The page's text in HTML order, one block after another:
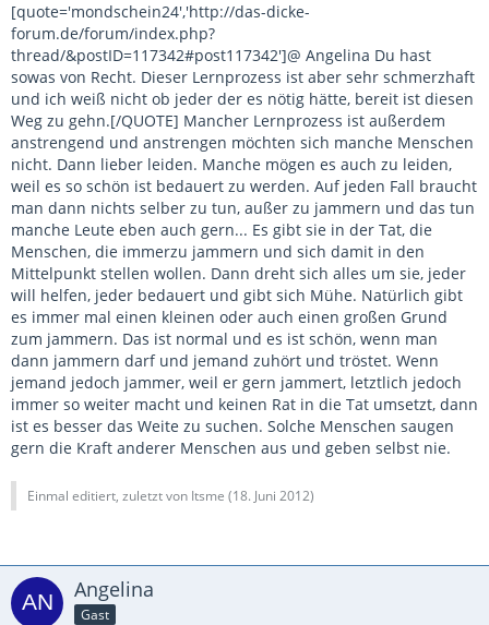
[quote='mondschein24','http://das-dicke-
forum.de/forum/index.php?
thread/&postID=117342#post117342']@ Angelina Du hast
sowas von Recht. Dieser Lernprozess ist aber sehr schmerzhaft
und ich weiß nicht ob jeder der es nötig hätte, bereit ist diesen
Weg zu gehn.[/QUOTE] Mancher Lernprozess ist außerdem
anstrengend und anstrengen möchten sich manche Menschen
nicht. Dann lieber leiden. Manche mögen es auch zu leiden,
weil es so schön ist bedauert zu werden. Auf jeden Fall braucht
man dann nichts selber zu tun, außer zu jammern und das tun
manche Leute eben auch gern... Es gibt sie in der Tat, die
Menschen, die immerzu jammern und sich damit in den
Mittelpunkt stellen wollen. Dann dreht sich alles um sie, jeder
will helfen, jeder bedauert und gibt sich Mühe. Natürlich gibt
es immer mal einen kleinen oder auch einen großen Grund
zum jammern. Das ist normal und es ist schön, wenn man
dann jammern darf und jemand zuhört und tröstet. Wenn
jemand jedoch jammer, weil er gern jammert, letztlich jedoch
immer so weiter macht und keinen Rat in die Tat umsetzt, dann
ist es besser das Weite zu suchen. Solche Menschen saugen
gern die Kraft anderer Menschen aus und geben selbst nie.
Einmal editiert, zuletzt von Itsme (18. Juni 2012)
Angelina
Gast